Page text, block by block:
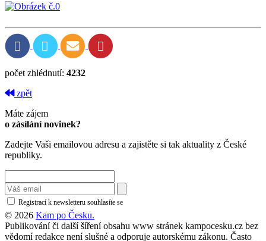
počet zhlédnutí: 4232
zpět
Máte zájem
o zásílání novinek?
Zadejte Vaši emailovou adresu a zajistěte si tak aktuality z České
republiky.
Registrací k newsletteru souhlasíte se
© 2026 Kam po Česku.
Publikování či další šíření obsahu www stránek kampocesku.cz bez
vědomí redakce není slušné a odporuje autorskému zákonu. Často